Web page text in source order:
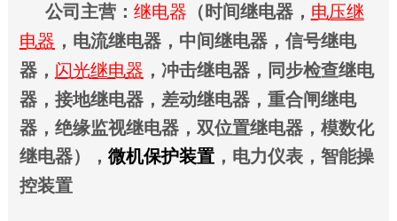
公司主营： 继电器 （时间继电器， 电压继
电器 ，电流继电器，中间继电器，信号继电
器， 闪光继电器 ， 冲击继电器，同步检查继电
器，接地继电器， 差动继电器，重合闸继电
器，绝缘监视继电器，双位置继电器， 模数化
继电器）， 微机保护装置，电力仪表，智能操
控装置